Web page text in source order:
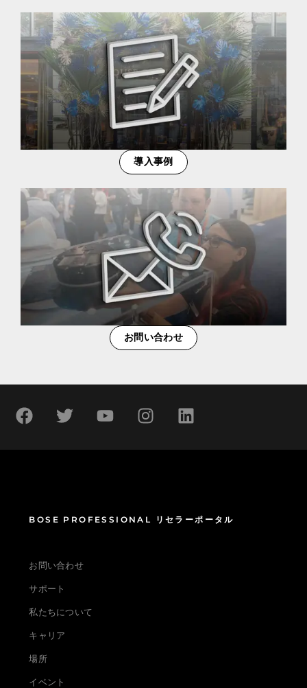
導入事例
お問い合わせ
BOSE PROFESSIONAL リセラーポータル
お問い合わせ
サポート
私たちについて
キャリア
場所
イベント